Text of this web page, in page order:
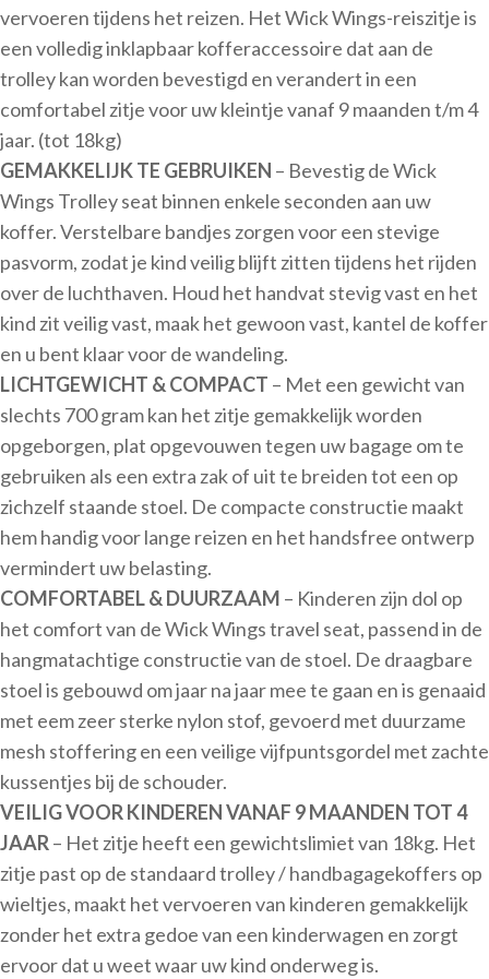
vervoeren tijdens het reizen. Het Wick Wings-reiszitje is
een volledig inklapbaar kofferaccessoire dat aan de
trolley kan worden bevestigd en verandert in een
comfortabel zitje voor uw kleintje vanaf 9 maanden t/m 4
jaar. (tot 18kg)
GEMAKKELIJK TE GEBRUIKEN – Bevestig de Wick
Wings Trolley seat binnen enkele seconden aan uw
koffer. Verstelbare bandjes zorgen voor een stevige
pasvorm, zodat je kind veilig blijft zitten tijdens het rijden
over de luchthaven. Houd het handvat stevig vast en het
kind zit veilig vast, maak het gewoon vast, kantel de koffer
en u bent klaar voor de wandeling.
LICHTGEWICHT & COMPACT – Met een gewicht van
slechts 700 gram kan het zitje gemakkelijk worden
opgeborgen, plat opgevouwen tegen uw bagage om te
gebruiken als een extra zak of uit te breiden tot een op
zichzelf staande stoel. De compacte constructie maakt
hem handig voor lange reizen en het handsfree ontwerp
vermindert uw belasting.
COMFORTABEL & DUURZAAM – Kinderen zijn dol op
het comfort van de Wick Wings travel seat, passend in de
hangmatachtige constructie van de stoel. De draagbare
stoel is gebouwd om jaar na jaar mee te gaan en is genaaid
met eem zeer sterke nylon stof, gevoerd met duurzame
mesh stoffering en een veilige vijfpuntsgordel met zachte
kussentjes bij de schouder.
VEILIG VOOR KINDEREN VANAF 9 MAANDEN TOT 4
JAAR– Het zitje heeft een gewichtslimiet van 18kg. Het
zitje past op de standaard trolley / handbagagekoffers op
wieltjes, maakt het vervoeren van kinderen gemakkelijk
zonder het extra gedoe van een kinderwagen en zorgt
ervoor dat u weet waar uw kind onderweg is.